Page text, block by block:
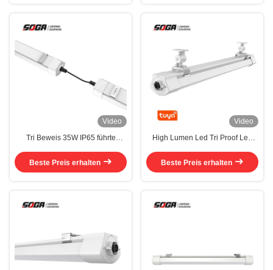
Video
Tri Beweis 35W IP65 führte
dauerhafte Decke
Beste Preis erhalten
Video
High Lumen Led Tri Proof Led
Dimming für Flughafen
Beste Preis erhalten